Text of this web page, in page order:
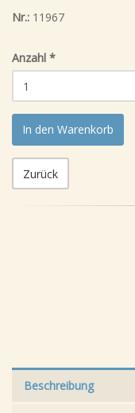
Nr.: 11967
Anzahl *
In den Warenkorb
Zurück
Beschreibung